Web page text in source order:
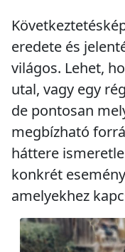
eredete és
világos. Lehet,
utal, vagy egy
de pontosan
megbízható
háttere
konkrét
amelyekhez